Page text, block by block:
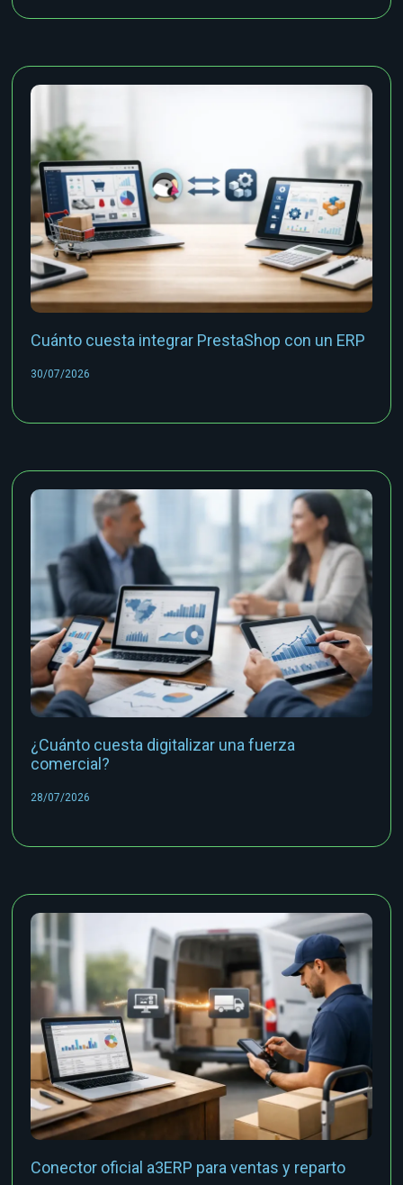
Cuánto cuesta integrar PrestaShop con un ERP
30/07/2026
¿Cuánto cuesta digitalizar una fuerza
comercial?
28/07/2026
Conector oficial a3ERP para ventas y reparto